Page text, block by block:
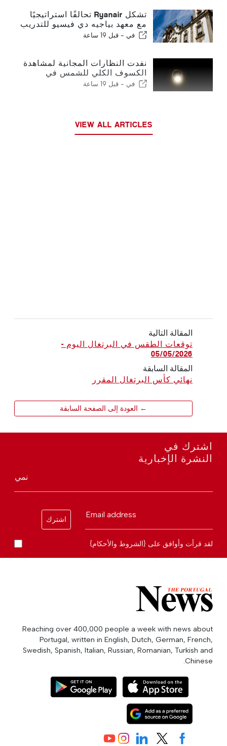
تشكل Ryanair تحالفًا استراتيجيًا
مع معهد بياجيه دي فيسيو للتدريب
على قطاع الطيران في البرتغال
في - قبل 19 ساعة
نفدت النظارات المجانية لمشاهدة
الكسوف الكلي للشمس في
البرتغال
في - قبل 19 ساعة
VIEW ALL ARTICLES
المقالة التالية
توقعات الطقس في البرتغال اليوم -
05/05/2026
المقالة السابقة
نهائي كأس البرتغال المقرر
← العودة إلى الصفحة السابقة
اشترك في
النشرة الإخبارية
نمي
Email address
اشترك
لقد قرأت وأوافق على {الشروط والأحكام}
Reaching over 400,000 people a week with news about
Portugal, written in English, Dutch, German, French,
Swedish, Spanish, Italian, Russian, Romanian, Turkish and
Chinese.